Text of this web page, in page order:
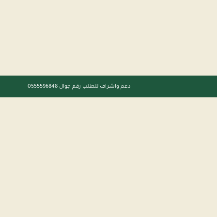
دعم واشراف للطلب رقم جوال 0555596848